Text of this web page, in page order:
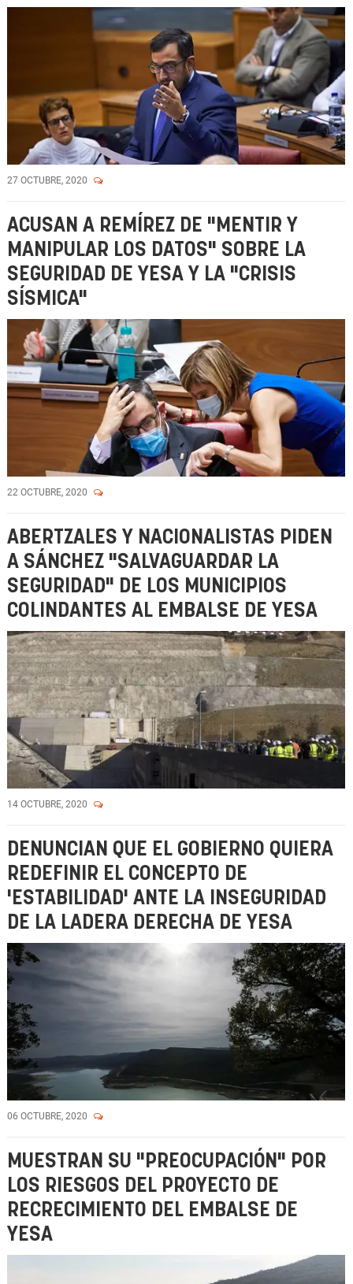
27 OCTUBRE, 2020
ACUSAN A REMÍREZ DE "MENTIR Y
MANIPULAR LOS DATOS" SOBRE LA
SEGURIDAD DE YESA Y LA "CRISIS
SÍSMICA"
22 OCTUBRE, 2020
ABERTZALES Y NACIONALISTAS PIDEN
A SÁNCHEZ "SALVAGUARDAR LA
SEGURIDAD" DE LOS MUNICIPIOS
COLINDANTES AL EMBALSE DE YESA
14 OCTUBRE, 2020
DENUNCIAN QUE EL GOBIERNO QUIERA
REDEFINIR EL CONCEPTO DE
'ESTABILIDAD' ANTE LA INSEGURIDAD
DE LA LADERA DERECHA DE YESA
06 OCTUBRE, 2020
MUESTRAN SU "PREOCUPACIÓN" POR
LOS RIESGOS DEL PROYECTO DE
RECRECIMIENTO DEL EMBALSE DE
YESA